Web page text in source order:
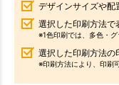
デザインサイズや配
選択した印刷方法で
※1色印刷では、多色・グ
選択した印刷方法の
※印刷方法により、印刷